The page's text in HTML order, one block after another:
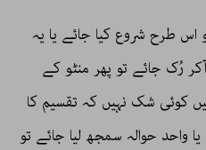
طرح شروع کیا جائے یا یہ
رُک جائے تو پھر منٹو کے
کوئی شک نہیں کہ تقسیم کا
واحد حوالہ سمجھ لیا جائے تو